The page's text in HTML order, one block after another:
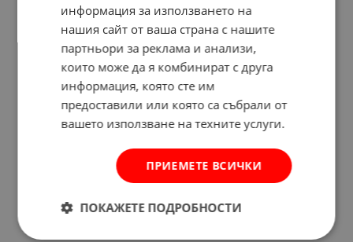
информация за използването на
нашия сайт от ваша страна с нашите
партньори за реклама и анализи,
които може да я комбинират с друга
информация, която сте им
предоставили или която са събрали от
вашето използване на техните услуги.
ПРИЕМЕТЕ ВСИЧКИ
ПОКАЖЕТЕ ПОДРОБНОСТИ